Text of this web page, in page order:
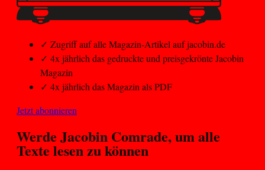
✓ Zugriff auf alle Magazin-Artikel auf jacobin.de
✓ 4x jährlich das gedruckte und preisgekrönte Jacobin
Magazin
✓ 4x jährlich das Magazin als PDF
Jetzt abonnieren
Werde Jacobin Comrade, um alle
Texte lesen zu können